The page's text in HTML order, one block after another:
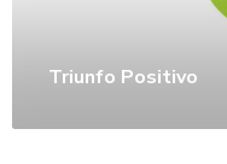
Triunfo Positivo